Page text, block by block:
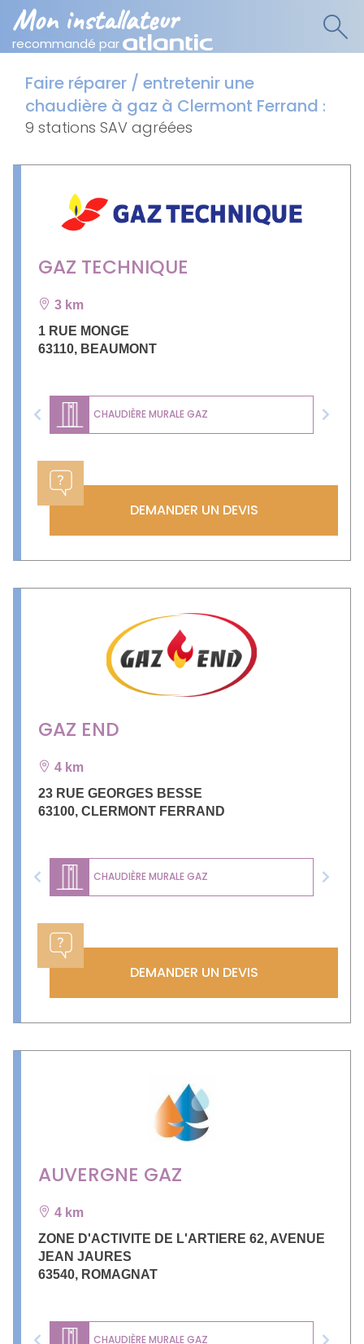
Mon installateur
recommandé par
Faire réparer / entretenir une
chaudière à gaz à Clermont Ferrand :
9 stations SAV agréées
GAZ TECHNIQUE
3 km
1 RUE MONGE
63110, BEAUMONT
CHAUDIÈRE MURALE GAZ
Previous Next
DEMANDER UN DEVIS
GAZ END
4 km
23 RUE GEORGES BESSE
63100, CLERMONT FERRAND
CHAUDIÈRE MURALE GAZ
Previous Next
DEMANDER UN DEVIS
AUVERGNE GAZ
4 km
ZONE D'ACTIVITE DE L'ARTIERE 62, AVENUE
JEAN JAURES
63540, ROMAGNAT
CHAUDIÈRE MURALE GAZ